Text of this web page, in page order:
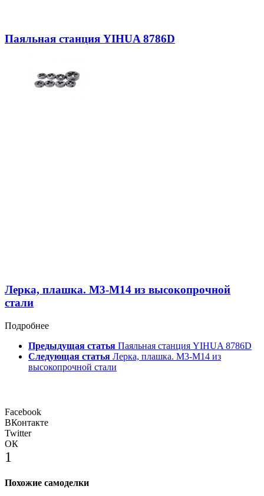
Паяльная станция YIHUA 8786D
Лерка, плашка. M3-M14 из высокопрочной
стали
Подробнее
Предыдущая статья Паяльная станция YIHUA 8786D
Следующая статья Лерка, плашка. M3-M14 из
высокопрочной стали
Facebook
ВКонтакте
Twitter
ОК
1
Похожие самоделки